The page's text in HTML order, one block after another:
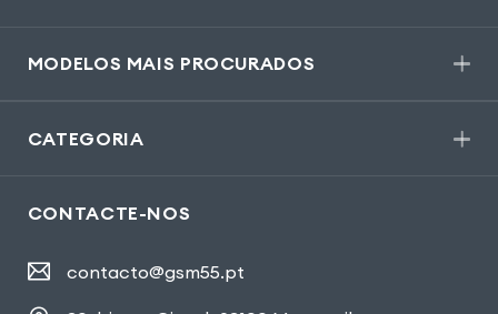
MODELOS MAIS PROCURADOS
CATEGORIA
CONTACTE-NOS
contacto@gsm55.pt